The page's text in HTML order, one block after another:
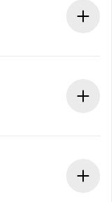
adelantado.
cargo y te